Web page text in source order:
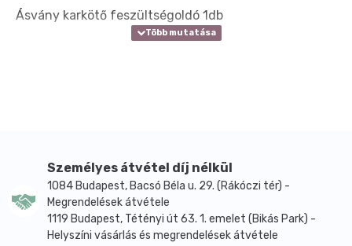
Ásvány karkötő feszültségoldó 1db
Személyes átvétel díj nélkül
1084 Budapest, Bacsó Béla u. 29. (Rákóczi tér) -
Megrendelések átvétele
1119 Budapest, Tétényi út 63. 1. emelet (Bikás Park) -
Helyszíni vásárlás és megrendelések átvétele